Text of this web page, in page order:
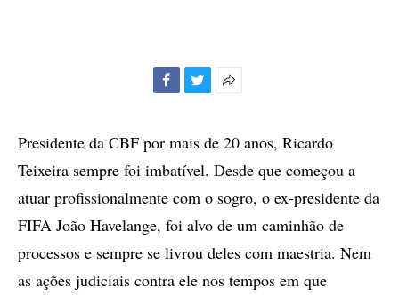
compartilhamento
Presidente da CBF por mais de 20 anos, Ricardo
Teixeira sempre foi imbatível. Desde que começou a
atuar profissionalmente com o sogro, o ex-presidente da
FIFA João Havelange, foi alvo de um caminhão de
processos e sempre se livrou deles com maestria. Nem
as ações judiciais contra ele nos tempos em que